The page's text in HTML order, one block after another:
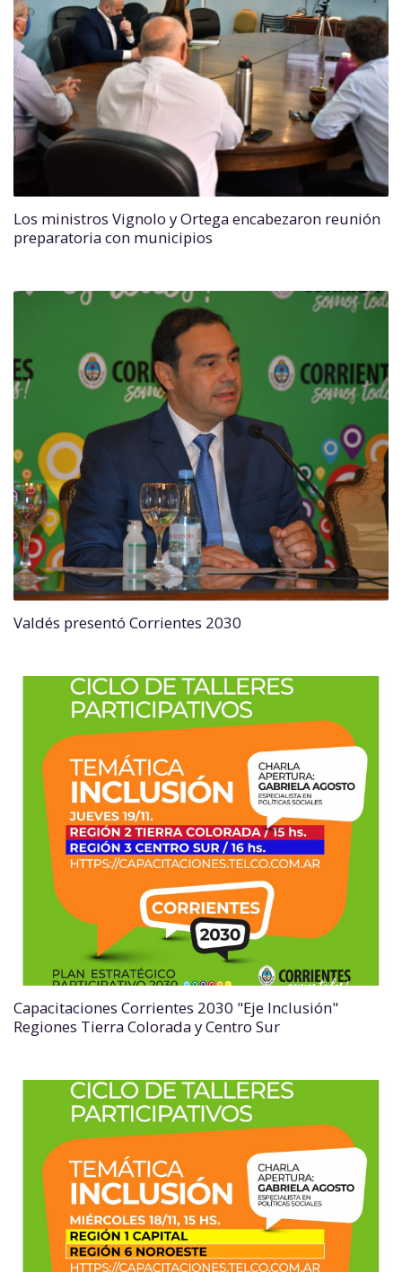
Los ministros Vignolo y Ortega encabezaron reunión
preparatoria con municipios
Valdés presentó Corrientes 2030
Capacitaciones Corrientes 2030 "Eje Inclusión"
Regiones Tierra Colorada y Centro Sur